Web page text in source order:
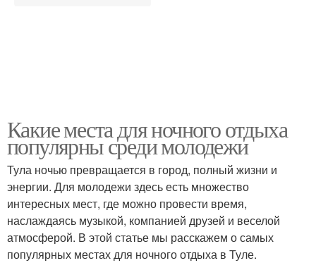
Какие места для ночного отдыха
популярны среди молодежи
Тула ночью превращается в город, полный жизни и
энергии. Для молодежи здесь есть множество
интересных мест, где можно провести время,
наслаждаясь музыкой, компанией друзей и веселой
атмосферой. В этой статье мы расскажем о самых
популярных местах для ночного отдыха в Туле.